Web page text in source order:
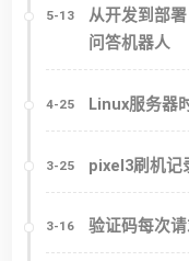
5-13
从开发到部
问答机器人
4-25 Linux服务器
3-25 pixel3刷机记
3-16 验证码每次